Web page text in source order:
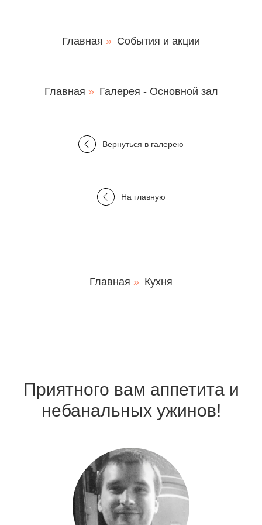
Главная » События и акции
Главная » Галерея - Основной зал
Вернуться в галерею
На главную
Главная » Кухня
Приятного вам аппетита и
небанальных ужинов!